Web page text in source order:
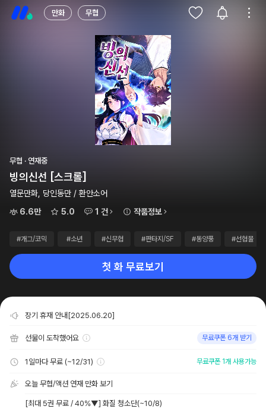
만화 무협
무협 · 연재중
빙의신선 [스크롤]
열문만화, 당인동만 / 환안소어
6.6만
5.0 1 건 작품정보
#개그/코믹 #소년 #신무협 #판타지/SF #동양풍 #선협물
첫 화 무료보기
장기 휴재 안내[2025.06.20]
선물이 도착했어요 무료쿠폰 6개 받기
1일마다 무료 (~12/31) 무료쿠폰 1개 사용가능
오늘 무협/액션 연재 만화 보기
[최대 5권 무료 / 40%▼] 화질 청소단(~10/8)